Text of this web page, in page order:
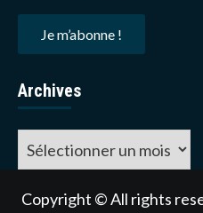
Archives
Archives
Copyright © All rights